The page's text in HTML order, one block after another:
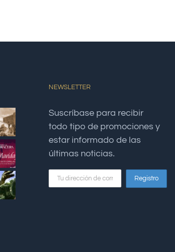
NEWSLETTER
Suscríbase para recibir
todo tipo de promociones y
estar informado de las
últimas noticias.